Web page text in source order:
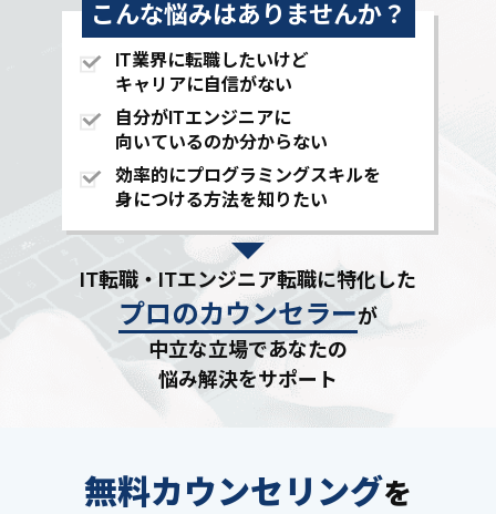
こんな悩みはありませんか？
IT業界に転職したいけど
キャリアに自信がない
自分がITエンジニアに
向いているのか分からない
効率的にプログラミングスキルを
身につける方法を知りたい
IT転職・ITエンジニア転職に特化した
プロのカウンセラーが
中立な立場であなたの
悩み解決をサポート
無料カウンセリングを